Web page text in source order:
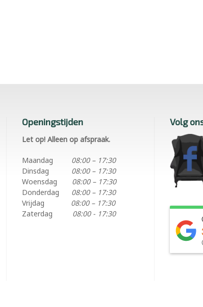
Openingstijden
Let op! Alleen op afspraak.
Maandag
08:00 – 17:30
Dinsdag
08:00 – 17:30
Woensdag
08:00 – 17:30
Donderdag
08:00 – 17:30
Vrijdag
08:00 – 17:30
Zaterdag
08:00 - 17:30
Volg